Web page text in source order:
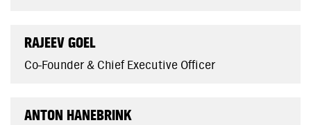
RAJEEV GOEL
Co-Founder & Chief Executive Officer
ANTON HANEBRINK